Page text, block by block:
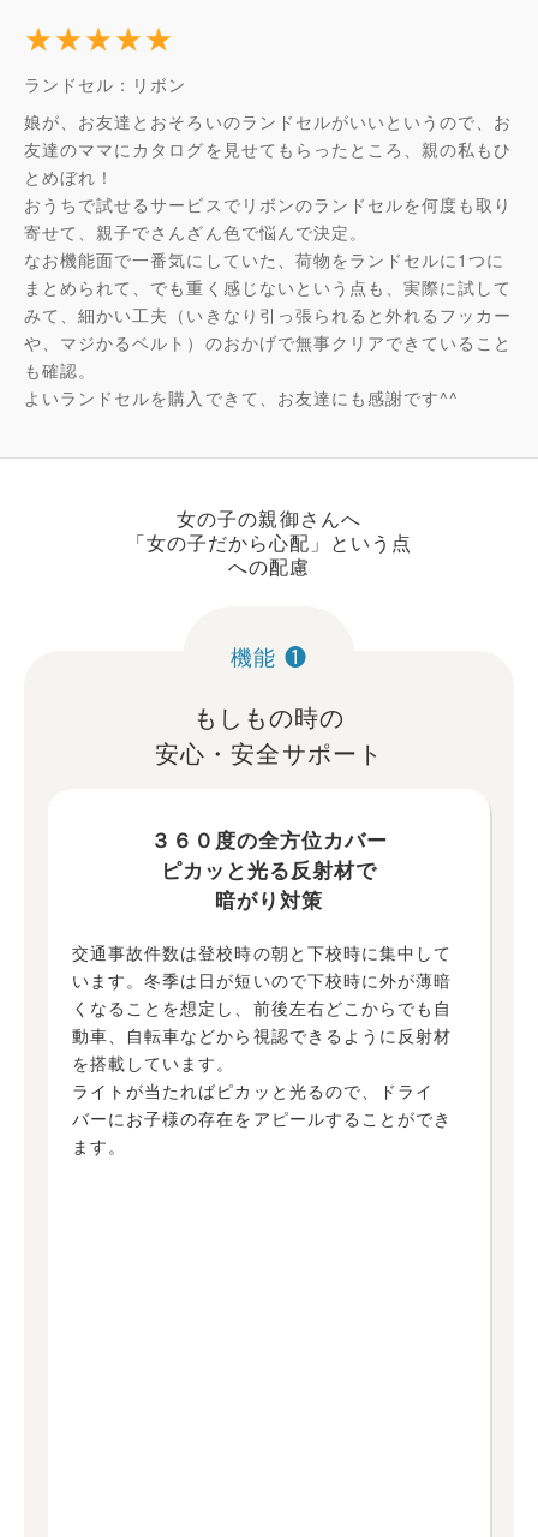
★★★★★
ランドセル：リボン
娘が、お友達とおそろいのランドセルがいいというので、お
友達のママにカタログを見せてもらったところ、親の私もひ
とめぼれ！
おうちで試せるサービスでリボンのランドセルを何度も取り
寄せて、親子でさんざん色で悩んで決定。
なお機能面で一番気にしていた、荷物をランドセルに1つに
まとめられて、でも重く感じないという点も、実際に試して
みて、細かい工夫（いきなり引っ張られると外れるフッカー
や、マジかるベルト）のおかげで無事クリアできていること
も確認。
よいランドセルを購入できて、お友達にも感謝です^^
女の子の親御さんへ
「女の子だから心配」という点
への配慮
機能 ❶
もしもの時の
安心・安全サポート
３６０度の全方位カバー
ピカッと光る反射材で
暗がり対策
交通事故件数は登校時の朝と下校時に集中して
います。冬季は日が短いので下校時に外が薄暗
くなることを想定し、前後左右どこからでも自
動車、自転車などから視認できるように反射材
を搭載しています。
ライトが当たればピカッと光るので、ドライ
バーにお子様の存在をアピールすることができ
ます。